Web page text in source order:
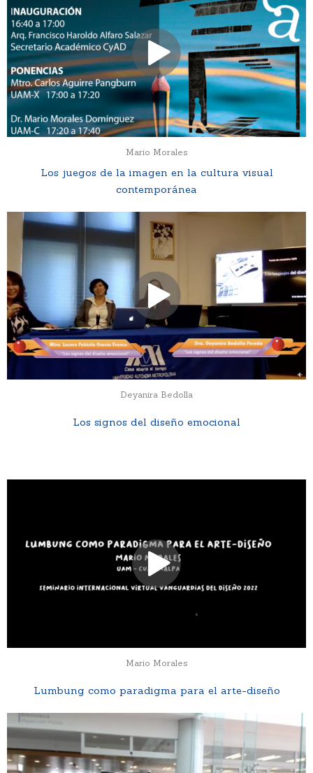
Mario Morales
Los juegos de la imagen en la cultura visual
contemporánea
Deyanira Bedolla
Los signos del diseño emocional
Mario Morales
Lumbung como paradigma para el arte-diseño